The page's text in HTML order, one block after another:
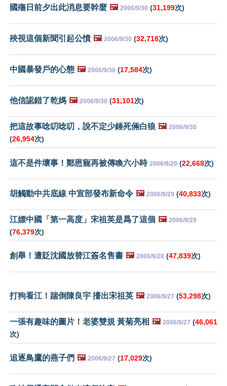
國殤日前夕出此消息要幹麼 🖼️ 2006/9/30 (31,199次)
殃視這個新聞引起公憤 🖼️ 2006/9/30 (32,718次)
中國暴發戶的心態 🖼️ 2006/9/30 (17,584次)
他信認錯了乾媽 🖼️ 2006/9/30 (31,101次)
把這故事唸叨唸叨，說不定少錘死倆白狼 🖼️ 2006/9/30
(26,954次)
這不是件壞事！鄭恩寵再被傳喚六小時 2006/9/29 (22,668次)
胡觸動中共底線 中宣部發布新命令 🖼️ 2006/9/29 (40,833次)
江嫖中國「第一高度」宋祖英是爲了這個 🖼️ 2006/9/29
(76,379次)
創舉！遭貶沈國放替江簽名售書 🖼️ 2006/9/28 (47,839次)
打狗看江！踹倒陳良宇 擡出宋祖英 🖼️ 2006/9/27 (53,298次)
一張有趣味的圖片！老婆雙規 黃菊亮相 🖼️ 2006/9/27 (46,061
次)
追逐鳥鷹的燕子們 🖼️ 2006/9/27 (17,029次)